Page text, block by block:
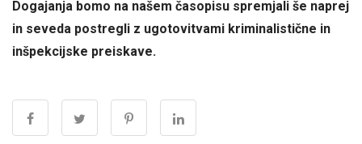
Dogajanja bomo na našem časopisu spremjali še naprej
in seveda postregli z ugotovitvami kriminalistične in
inšpekcijske preiskave.